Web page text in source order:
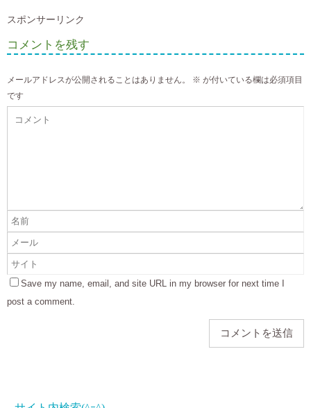
スポンサーリンク
コメントを残す
メールアドレスが公開されることはありません。 ※ が付いている欄は必須項目
です
Save my name, email, and site URL in my browser for next time I
post a comment.